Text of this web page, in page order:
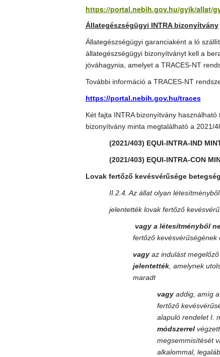
https://portal.nebih.gov.hu/gyik/allat/
Állategészségügyi INTRA bizonyítvány
Állategészségügyi garanciaként a ló
állategészségügyi bizonyítványt kell a
jóváhagynia, amelyet a TRACES-NT
További információ a TRACES-NT
https://portal.nebih.gov.hu/traces
Két fajta INTRA bizonyítvány
bizonyítvány minta megtalálható a 2021/
(2021/403) EQUI-INTRA-IND
(2021/403) EQUI-INTRA-CON
Lovak fertőző kevésvérűsége
II.2.4. Az állat olyan
jelentették lovak fertőző
vagy a létesítményből
fertőző kevésvérűségének
vagyaz indulást megelőző
jelentették, amelynek
maradt
vagyaddig, amíg
fertőző
alapuló rendelet I.
módszerrelvégzett
megsemmisítését
alkalommal,